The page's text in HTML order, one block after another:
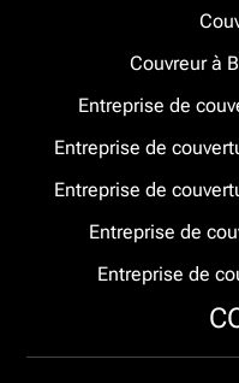
Couvreur à
Entreprise de
Entreprise de
Entreprise de
Entreprise de
Entreprise de